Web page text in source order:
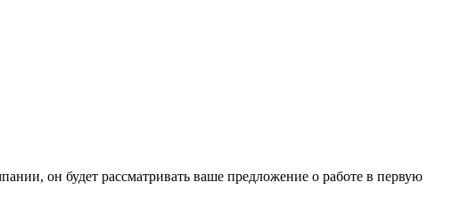
он будет рассматривать ваше предложение о работе в первую